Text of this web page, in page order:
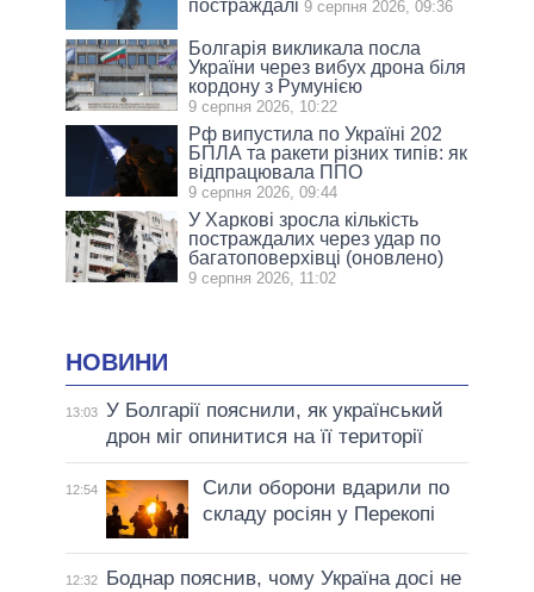
постраждалі 9 серпня 2026, 09:36
Болгарія викликала посла
України через вибух дрона біля
кордону з Румунією
9 серпня 2026, 10:22
Рф випустила по Україні 202
БПЛА та ракети різних типів: як
відпрацювала ППО
9 серпня 2026, 09:44
У Харкові зросла кількість
постраждалих через удар по
багатоповерхівці (оновлено)
9 серпня 2026, 11:02
НОВИНИ
13:03 У Болгарії пояснили, як український
дрон міг опинитися на її території
12:54
Сили оборони вдарили по
складу росіян у Перекопі
12:32
Боднар пояснив, чому Україна досі не